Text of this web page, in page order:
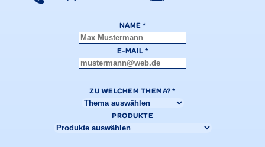
NAME*
E-MAIL*
ZU WELCHEM THEMA?*
PRODUKTE